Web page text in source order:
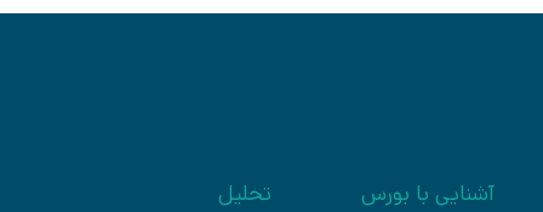
آشنایی با بورس تحلیل